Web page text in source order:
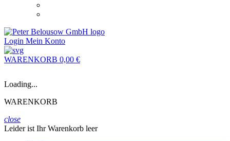
Login Mein Konto
WARENKORB 0,00 €
Loading...
WARENKORB
close
Leider ist Ihr Warenkorb leer